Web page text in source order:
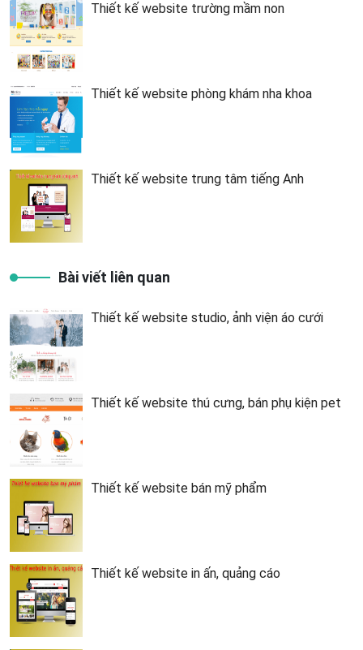
Thiết kế website trường mầm non
Thiết kế website phòng khám nha khoa
Thiết kế website trung tâm tiếng Anh
Bài viết liên quan
Thiết kế website studio, ảnh viện áo cưới
Thiết kế website thú cưng, bán phụ kiện pet
Thiết kế website bán mỹ phẩm
Thiết kế website in ấn, quảng cáo